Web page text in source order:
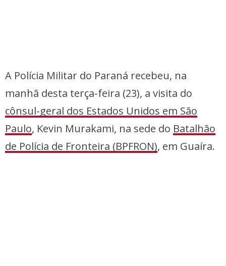
A Polícia Militar do Paraná recebeu, na
manhã desta terça-feira (23), a visita do
cônsul-geral dos Estados Unidos em São
Paulo, Kevin Murakami, na sede do Batalhão
de Polícia de Fronteira (BPFRON), em Guaíra.